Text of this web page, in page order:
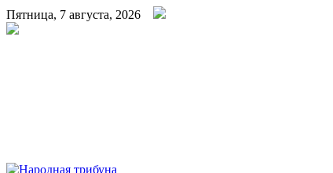
Пятница, 7 августа, 2026